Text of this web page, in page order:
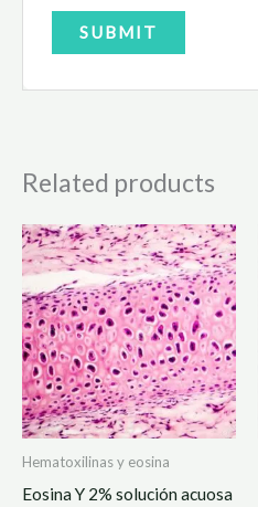
Related products
Hematoxilinas y eosina
Eosina Y 2% solución acuosa